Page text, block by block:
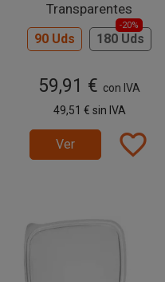
Transparentes
90 Uds 180 Uds
-20%
59,91 € con IVA
49,51 € sin IVA
Ver favorite_border